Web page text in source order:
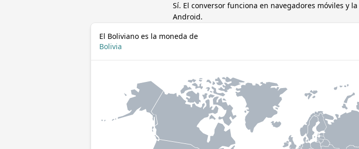
Sí. El conversor funciona en navegadores móviles y la
Android.
El Boliviano es la moneda de
Bolivia